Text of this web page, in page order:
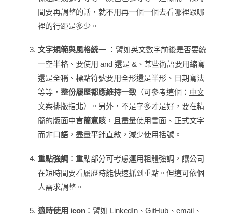
間要再調整的話，就不用再一個一個去看哪裡跟哪
裡的行距是多少。
文字規範與風格統一：譬如英文數字前後是否要統
一空半格、要使用 and 還是 &、某些術語要用縮寫
還是全稱、標點符號要用全形還是半形、日期寫法
等等， 整份履歷都應維持一致 （可參考這個： 中文
文案排版指北）。另外，不是字多才是好，要在精
簡的版面中言簡意賅 ，且盡量使用書面、正式文字
而非口語，盡量平鋪直敘，減少使用括號。
重點強調 ：重點部分可考慮運用粗體強調，讓公司
在短時間要看履歷時能快速抓到重點。但這可依個
人需求調整。
適時使用 icon ：譬如 LinkedIn、GitHub、email、